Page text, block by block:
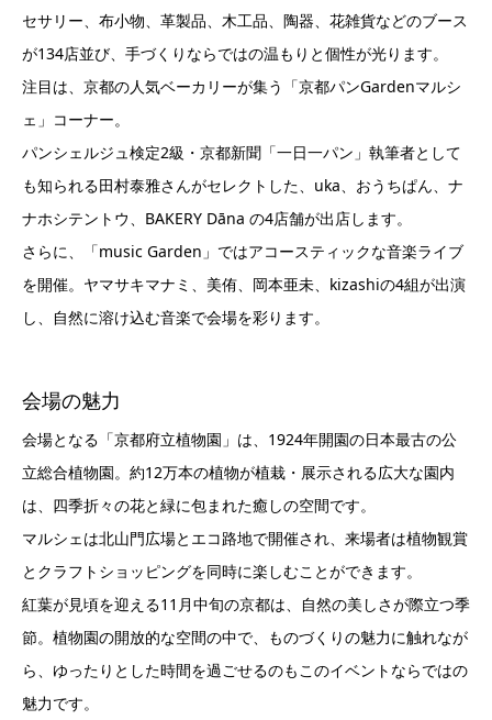
セサリー、布小物、革製品、木工品、陶器、花雑貨などのブース
が134店並び、手づくりならではの温もりと個性が光ります。
注目は、京都の人気ベーカリーが集う「京都パンGardenマルシ
ェ」コーナー。
パンシェルジュ検定2級・京都新聞「一日一パン」執筆者として
も知られる田村泰雅さんがセレクトした、uka、おうちぱん、ナ
ナホシテントウ、BAKERY Dāna の4店舗が出店します。
さらに、「music Garden」ではアコースティックな音楽ライブ
を開催。ヤマサキマナミ、美侑、岡本亜未、kizashiの4組が出演
し、自然に溶け込む音楽で会場を彩ります。
会場の魅力
会場となる「京都府立植物園」は、1924年開園の日本最古の公
立総合植物園。約12万本の植物が植栽・展示される広大な園内
は、四季折々の花と緑に包まれた癒しの空間です。
マルシェは北山門広場とエコ路地で開催され、来場者は植物観賞
とクラフトショッピングを同時に楽しむことができます。
紅葉が見頃を迎える11月中旬の京都は、自然の美しさが際立つ季
節。植物園の開放的な空間の中で、ものづくりの魅力に触れなが
ら、ゆったりとした時間を過ごせるのもこのイベントならではの
魅力です。